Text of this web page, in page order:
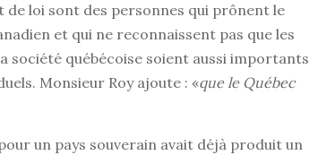
de loi sont des personnes qui prônent le
et qui ne reconnaissent pas que les
société québécoise soient aussi importants
Monsieur Roy ajoute : «que le Québec
un pays souverain avait déjà produit un